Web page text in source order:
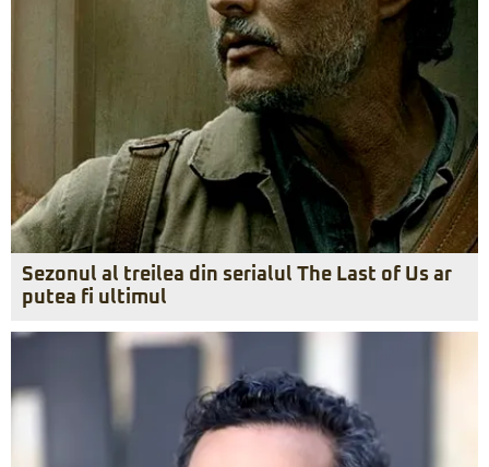
Sezonul al treilea din serialul The Last of Us ar
putea fi ultimul